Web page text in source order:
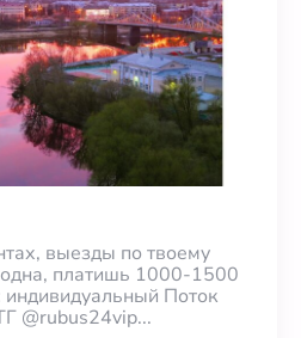
выезды по твоему
платишь 1000-1500
индивидуальный Поток
@rubus24vip...